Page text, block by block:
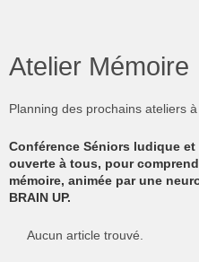
Atelier Mémoire
Planning des prochains ateliers
Conférence Séniors ludique
ouverte à tous, pour
mémoire, animée par une
BRAIN UP.
Aucun article trouvé.